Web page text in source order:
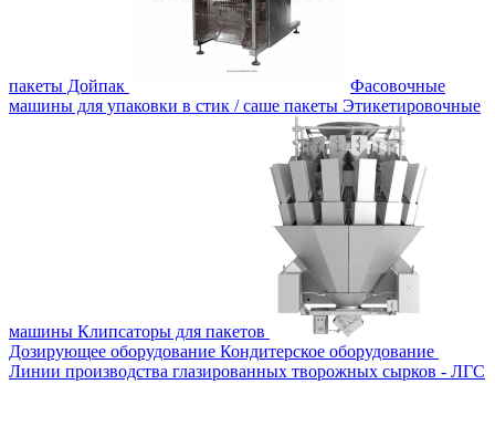
пакеты Дойпак
Фасовочные
машины для упаковки в стик / саше пакеты Этикетировочные
машины Клипсаторы для пакетов
Дозирующее оборудование Кондитерское оборудование
Линии производства глазированных творожных сырков - ЛГС